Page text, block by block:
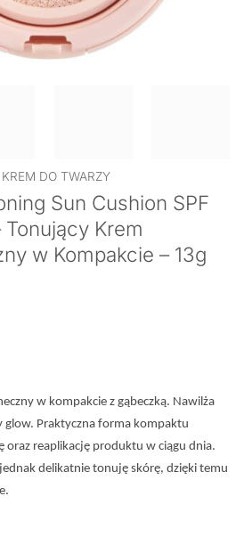
KREM DO TWARZY
Sun Cushion SPF
Krem
w Kompakcie – 13g
w kompakcie z gąbeczką. Nawilża
glow. Praktyczna forma kompaktu
oraz reaplikację produktu w ciągu dnia.
delikatnie tonuję skórę, dzięki temu
Sun Cushion SPF 50+/PA ++++ -